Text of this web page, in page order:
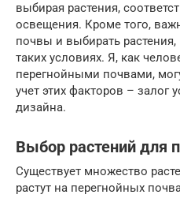
выбирая растения,
освещения. Кроме того,
почвы и выбирать
таких условиях. Я, как
перегнойными почвами,
учет этих факторов – залог
дизайна.
Выбор растений для
Существует множество
растут на перегнойных